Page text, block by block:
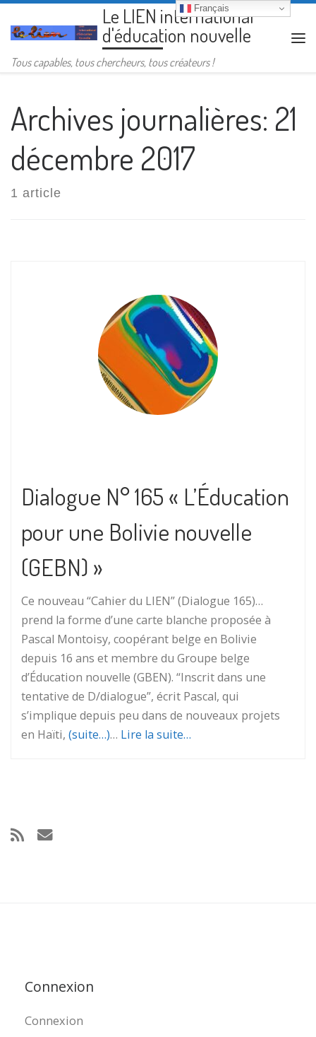
Passer au contenuLe LIEN international
d'éducation nouvelle
Tous capables, tous chercheurs, tous créateurs !
Archives journalières: 21
décembre 2017
1 article
Dialogue N° 165 « L’Éducation
pour une Bolivie nouvelle
(GEBN) »
Ce nouveau “Cahier du LIEN” (Dialogue 165)…
prend la forme d’une carte blanche proposée à
Pascal Montoisy, coopérant belge en Bolivie
depuis 16 ans et membre du Groupe belge
d’Éducation nouvelle (GBEN). “Inscrit dans une
tentative de D/dialogue”, écrit Pascal, qui
s’implique depuis peu dans de nouveaux projets
en Haïti, (suite…)… Lire la suite…
Connexion
Connexion
Français